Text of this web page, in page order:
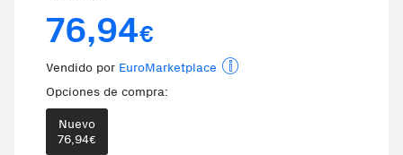
76,94€
Vendido por EuroMarketplace
Opciones de compra:
Nuevo
76,94€